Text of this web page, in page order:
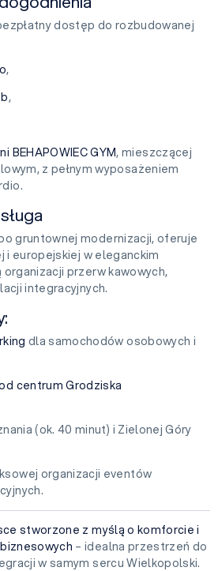
dostęp do rozbudowanej
,
,
BEHAPOWIEC GYM, mieszczącej
z pełnym wyposażeniem
gruntownej modernizacji, oferuje
i europejskiej w eleganckim
przerw kawowych,
integracyjnych.
dla samochodów osobowych i
centrum Grodziska
(ok. 40 minut) i Zielonej Góry
organizacji eventów
stworzone z myślą o komforcie i
– idealna przestrzeń do
w samym sercu Wielkopolski.